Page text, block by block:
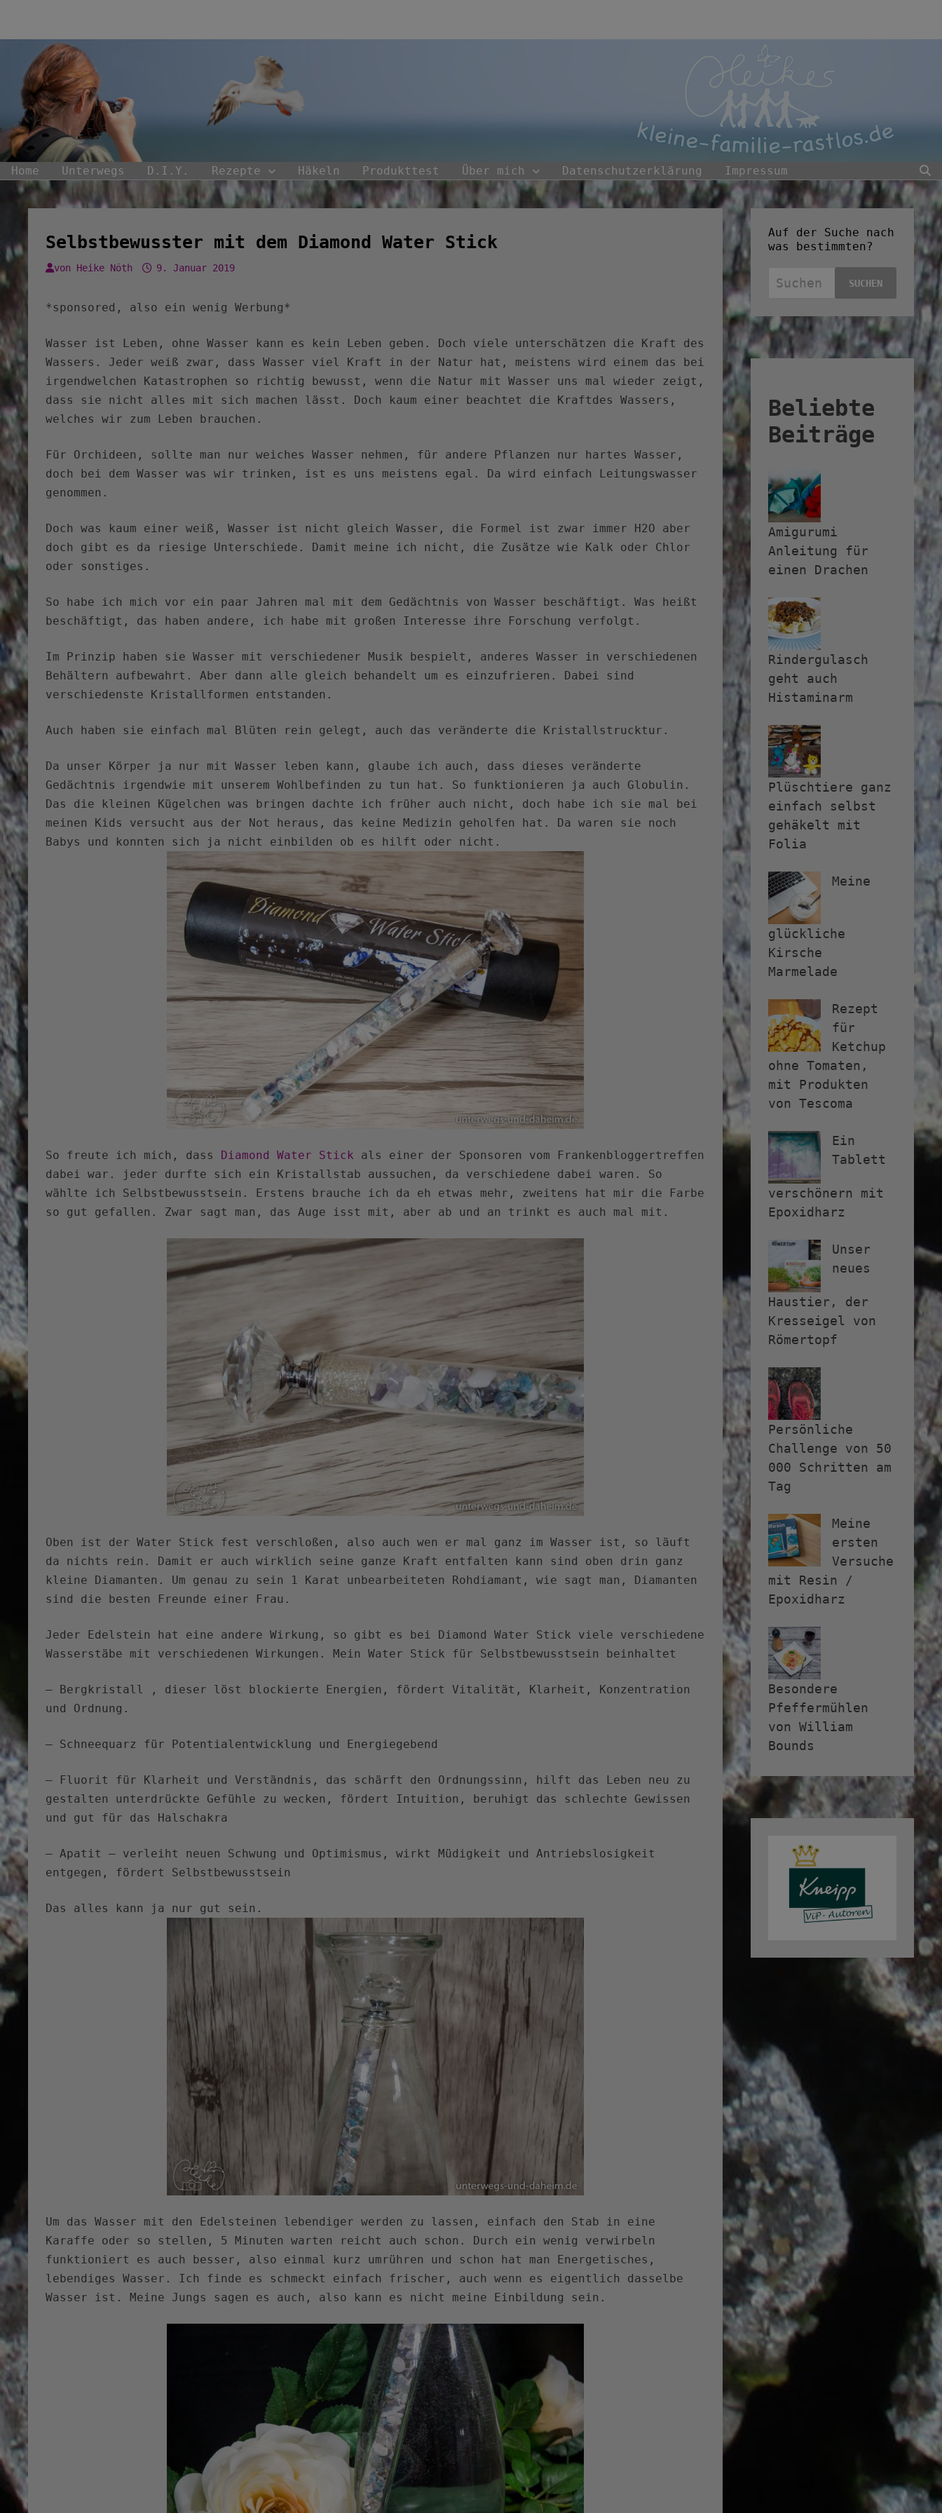
springen
Home Unterwegs D.I.Y. Rezepte Häkeln Produkttest Über mich Datenschutzerklärung Impressum
Selbstbewusster mit dem Diamond Water Stick
von Heike Nöth 9. Januar 2019
*sponsored, also ein wenig Werbung*
Wasser ist Leben, ohne Wasser kann es kein Leben geben. Doch viele unterschätzen die Kraft des
Wassers. Jeder weiß zwar, dass Wasser viel Kraft in der Natur hat, meistens wird einem das bei
irgendwelchen Katastrophen so richtig bewusst, wenn die Natur mit Wasser uns mal wieder zeigt,
dass sie nicht alles mit sich machen lässt. Doch kaum einer beachtet die Kraftdes Wassers,
welches wir zum Leben brauchen.
Für Orchideen, sollte man nur weiches Wasser nehmen, für andere Pflanzen nur hartes Wasser,
doch bei dem Wasser was wir trinken, ist es uns meistens egal. Da wird einfach Leitungswasser
genommen.
Doch was kaum einer weiß, Wasser ist nicht gleich Wasser, die Formel ist zwar immer H2O aber
doch gibt es da riesige Unterschiede. Damit meine ich nicht, die Zusätze wie Kalk oder Chlor
oder sonstiges.
So habe ich mich vor ein paar Jahren mal mit dem Gedächtnis von Wasser beschäftigt. Was heißt
beschäftigt, das haben andere, ich habe mit großen Interesse ihre Forschung verfolgt.
Im Prinzip haben sie Wasser mit verschiedener Musik bespielt, anderes Wasser in verschiedenen
Behältern aufbewahrt. Aber dann alle gleich behandelt um es einzufrieren. Dabei sind
verschiedenste Kristallformen entstanden.
Auch haben sie einfach mal Blüten rein gelegt, auch das veränderte die Kristallstrucktur.
Da unser Körper ja nur mit Wasser leben kann, glaube ich auch, dass dieses veränderte
Gedächtnis irgendwie mit unserem Wohlbefinden zu tun hat. So funktionieren ja auch Globulin.
Das die kleinen Kügelchen was bringen dachte ich früher auch nicht, doch habe ich sie mal bei
meinen Kids versucht aus der Not heraus, das keine Medizin geholfen hat. Da waren sie noch
Babys und konnten sich ja nicht einbilden ob es hilft oder nicht.
So freute ich mich, dass Diamond Water Stick als einer der Sponsoren vom Frankenbloggertreffen
dabei war. jeder durfte sich ein Kristallstab aussuchen, da verschiedene dabei waren. So
wählte ich Selbstbewusstsein. Erstens brauche ich da eh etwas mehr, zweitens hat mir die Farbe
so gut gefallen. Zwar sagt man, das Auge isst mit, aber ab und an trinkt es auch mal mit.
Oben ist der Water Stick fest verschloßen, also auch wen er mal ganz im Wasser ist, so läuft
da nichts rein. Damit er auch wirklich seine ganze Kraft entfalten kann sind oben drin ganz
kleine Diamanten. Um genau zu sein 1 Karat unbearbeiteten Rohdiamant, wie sagt man, Diamanten
sind die besten Freunde einer Frau.
Jeder Edelstein hat eine andere Wirkung, so gibt es bei Diamond Water Stick viele verschiedene
Wasserstäbe mit verschiedenen Wirkungen. Mein Water Stick für Selbstbewusstsein beinhaltet
– Bergkristall , dieser löst blockierte Energien, fördert Vitalität, Klarheit, Konzentration
und Ordnung.
– Schneequarz für Potentialentwicklung und Energiegebend
– Fluorit für Klarheit und Verständnis, das schärft den Ordnungssinn, hilft das Leben neu zu
gestalten unterdrückte Gefühle zu wecken, fördert Intuition, beruhigt das schlechte Gewissen
und gut für das Halschakra
– Apatit – verleiht neuen Schwung und Optimismus, wirkt Müdigkeit und Antriebslosigkeit
entgegen, fördert Selbstbewusstsein
Das alles kann ja nur gut sein.
Um das Wasser mit den Edelsteinen lebendiger werden zu lassen, einfach den Stab in eine
Karaffe oder so stellen, 5 Minuten warten reicht auch schon. Durch ein wenig verwirbeln
funktioniert es auch besser, also einmal kurz umrühren und schon hat man Energetisches,
lebendiges Wasser. Ich finde es schmeckt einfach frischer, auch wenn es eigentlich dasselbe
Wasser ist. Meine Jungs sagen es auch, also kann es nicht meine Einbildung sein.
Auf der Suche nach
was bestimmten?
Suchen
Beliebte
Beiträge
Amigurumi
Anleitung für
einen Drachen
Rindergulasch
geht auch
Histaminarm
Plüschtiere ganz
einfach selbst
gehäkelt mit
Folia
Meine
glückliche
Kirsche
Marmelade
Rezept
für
Ketchup
ohne Tomaten,
mit Produkten
von Tescoma
Ein
Tablett
verschönern mit
Epoxidharz
Unser
neues
Haustier, der
Kresseigel von
Römertopf
Persönliche
Challenge von 50
000 Schritten am
Tag
Meine
ersten
Versuche
mit Resin /
Epoxidharz
Besondere
Pfeffermühlen
von William
Bounds